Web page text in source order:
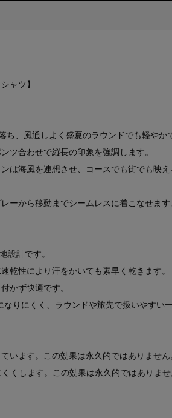
ャツ】
、風通しよく盛夏のラウンドでも軽やか
ツ合わせで縦長の印象を強調します。
は海風を連想させ、コースでも街でも映
ーから移動までシームレスに着こなせます
設計です。
乾性により汗をかいても素早く乾きます。
かず快適です。
りにくく、ラウンドや旅先で扱いやすい
います。この効果は永久的ではありません
くします。この効果は永久的ではありませ